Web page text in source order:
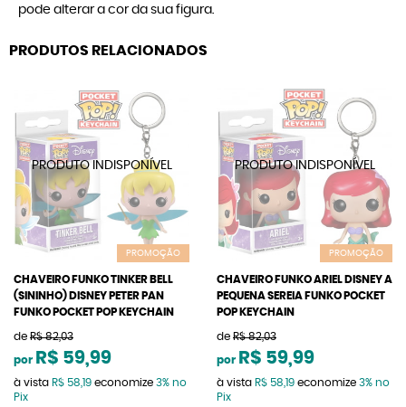
pode alterar a cor da sua figura.
PRODUTOS RELACIONADOS
PROMOÇÃO
CHAVEIRO FUNKO TINKER BELL
(SININHO) DISNEY PETER PAN
FUNKO POCKET POP KEYCHAIN
de R$ 82,03
por R$ 59,99
à vista R$ 58,19 economize 3% no
Pix
PROMOÇÃO
CHAVEIRO FUNKO ARIEL DISNEY A
PEQUENA SEREIA FUNKO POCKET
POP KEYCHAIN
de R$ 82,03
por R$ 59,99
à vista R$ 58,19 economize 3% no
Pix